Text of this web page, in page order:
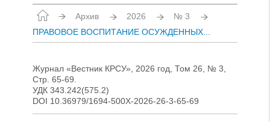
Архив 2026
№ 3
ПРАВОВОЕ ВОСПИТАНИЕ ОСУЖДЕННЫХ...
Журнал «Вестник КРСУ», 2026 год, Том 26, № 3,
Стр. 65-69.
УДК 343.242(575.2)
DOI 10.36979/1694-500X-2026-26-3-65-69